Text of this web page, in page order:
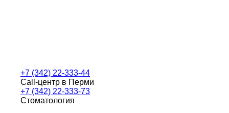
+7 (342) 22-333-44
Call-центр в Перми
+7 (342) 22-333-73
Стоматология